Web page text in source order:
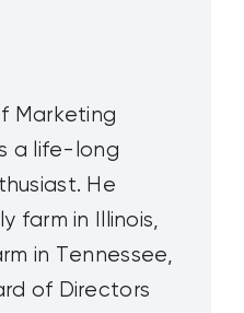
Marketing
a life-long
He
farm in Illinois,
in Tennessee,
of Directors